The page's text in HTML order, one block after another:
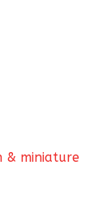
& miniature